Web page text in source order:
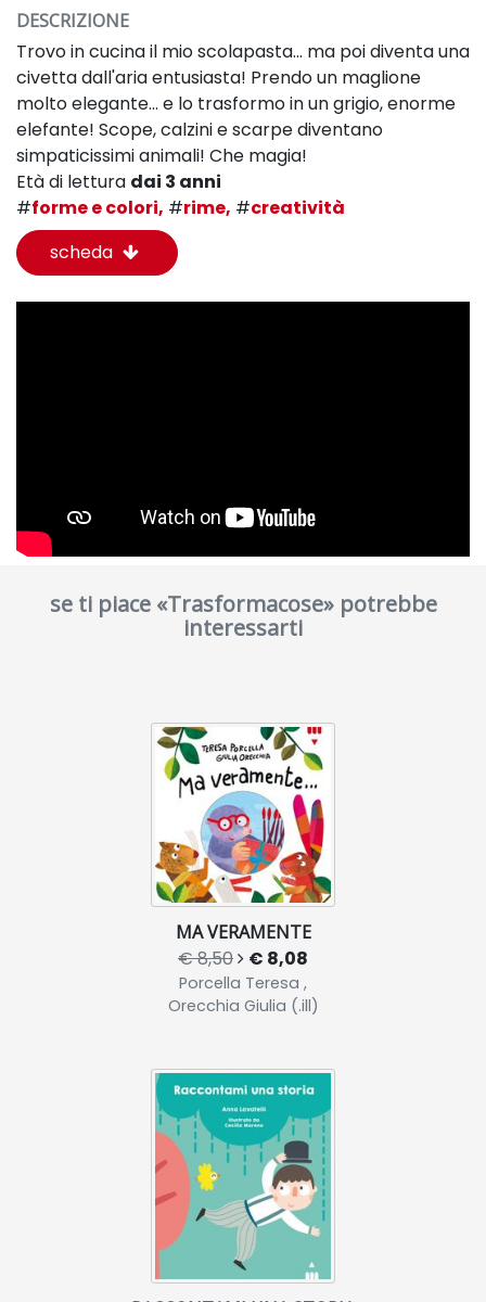
DESCRIZIONE
Trovo in cucina il mio scolapasta... ma poi diventa una
civetta dall'aria entusiasta! Prendo un maglione
molto elegante... e lo trasformo in un grigio, enorme
elefante! Scope, calzini e scarpe diventano
simpaticissimi animali! Che magia!
Età di lettura dai 3 anni
#forme e colori, #rime, #creatività
scheda
se ti piace «Trasformacose» potrebbe
interessarti
MA VERAMENTE
€ 8,50 € 8,08
Porcella Teresa ,
Orecchia Giulia (.ill)